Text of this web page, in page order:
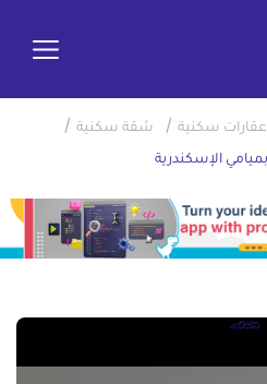
عقارات سكنية / شقة سكنية /